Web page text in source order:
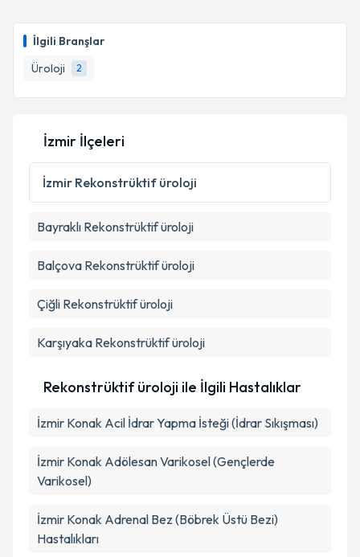
İlgili Branşlar
Üroloji
2
takvim hazırlandığında e-posta ile bilgilendireceğiz.
E-posta Adresiniz
Kişisel verilerimin işlenmesine ilişkinAydınlatma
Metni
'ni okudum ve kişisel verilerimin belirtilen
kapsamda işlenmesini kabul ediyorum.
İzmir İlçeleri
İzmir Rekonstrüktif üroloji
Bayraklı Rekonstrüktif üroloji
Balçova Rekonstrüktif üroloji
Çiğli Rekonstrüktif üroloji
Karşıyaka Rekonstrüktif üroloji
Rekonstrüktif üroloji ile İlgili Hastalıklar
İzmir Konak Acil İdrar Yapma İsteği (İdrar Sıkışması)
İzmir Konak Adölesan Varikosel (Gençlerde
Varikosel)
İzmir Konak Adrenal Bez (Böbrek Üstü Bezi)
Hastalıkları